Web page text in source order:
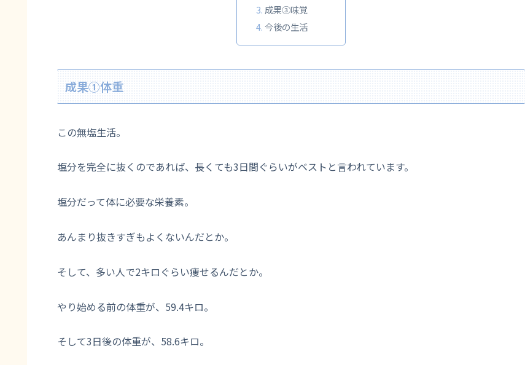
成果③味覚
今後の生活
成果①体重
この無塩生活。
塩分を完全に抜くのであれば、長くても3日間ぐらいがベストと言われています。
塩分だって体に必要な栄養素。
あんまり抜きすぎもよくないんだとか。
そして、多い人で2キロぐらい痩せるんだとか。
やり始める前の体重が、59.4キロ。
そして3日後の体重が、58.6キロ。